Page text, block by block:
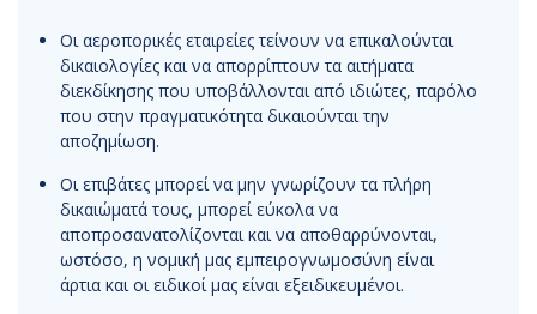
Οι αεροπορικές εταιρείες τείνουν να επικαλούνται
δικαιολογίες και να απορρίπτουν τα αιτήματα
διεκδίκησης που υποβάλλονται από ιδιώτες, παρόλο
που στην πραγματικότητα δικαιούνται την
αποζημίωση.
Οι επιβάτες μπορεί να μην γνωρίζουν τα πλήρη
δικαιώματά τους, μπορεί εύκολα να
αποπροσανατολίζονται και να αποθαρρύνονται,
ωστόσο, η νομική μας εμπειρογνωμοσύνη είναι
άρτια και οι ειδικοί μας είναι εξειδικευμένοι.